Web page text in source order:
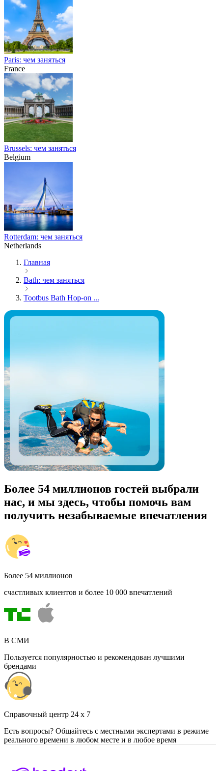
Paris: чем заняться
France
Brussels: чем заняться
Belgium
Rotterdam: чем заняться
Netherlands
Главная
Bath: чем заняться
Tootbus Bath Hop-on ...
Более 54 миллионов гостей выбрали
нас, и мы здесь, чтобы помочь вам
получить незабываемые впечатления
Более 54 миллионов
счастливых клиентов и более 10 000 впечатлений
В СМИ
Пользуется популярностью и рекомендован лучшими
брендами
Cправочный центр 24 x 7
Есть вопросы? Общайтесь с местными экспертами в режиме
реального времени в любом месте и в любое время